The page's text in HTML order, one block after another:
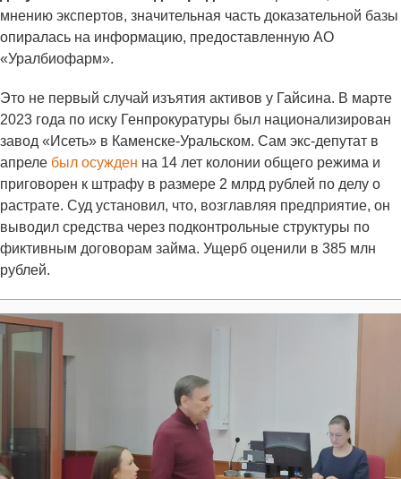
мнению экспертов, значительная часть доказательной базы
опиралась на информацию, предоставленную АО
«Уралбиофарм».
Это не первый случай изъятия активов у Гайсина. В марте
2023 года по иску Генпрокуратуры был национализирован
завод «Исеть» в Каменске-Уральском. Сам экс-депутат в
апреле был осужден на 14 лет колонии общего режима и
приговорен к штрафу в размере 2 млрд рублей по делу о
растрате. Суд установил, что, возглавляя предприятие, он
выводил средства через подконтрольные структуры по
фиктивным договорам займа. Ущерб оценили в 385 млн
рублей.